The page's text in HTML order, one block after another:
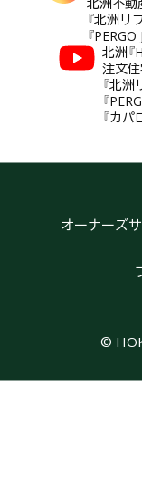
『北洲リ
『
北洲『
注文住
『北
『
『カ
オーナーズ
©